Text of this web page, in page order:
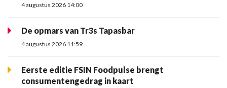
4 augustus 2026 14:00
De opmars van Tr3s Tapasbar
4 augustus 2026 11:59
Eerste editie FSIN Foodpulse brengt
consumentengedrag in kaart